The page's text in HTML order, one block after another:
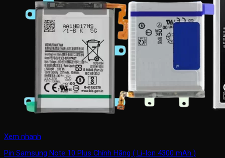
Xem nhanh
Pin Samsung Note 10 Plus Chính Hãng ( Li-Ion 4300 mAh )